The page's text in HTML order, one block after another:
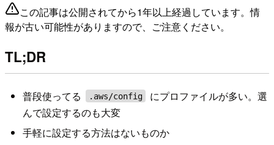
この記事は公開されてから1年以上経過しています。情
報が古い可能性がありますので、ご注意ください。
TL;DR
普段使ってる .aws/config
にプロファイルが多い。選
んで設定するのも大変
手軽に設定する方法はないものか